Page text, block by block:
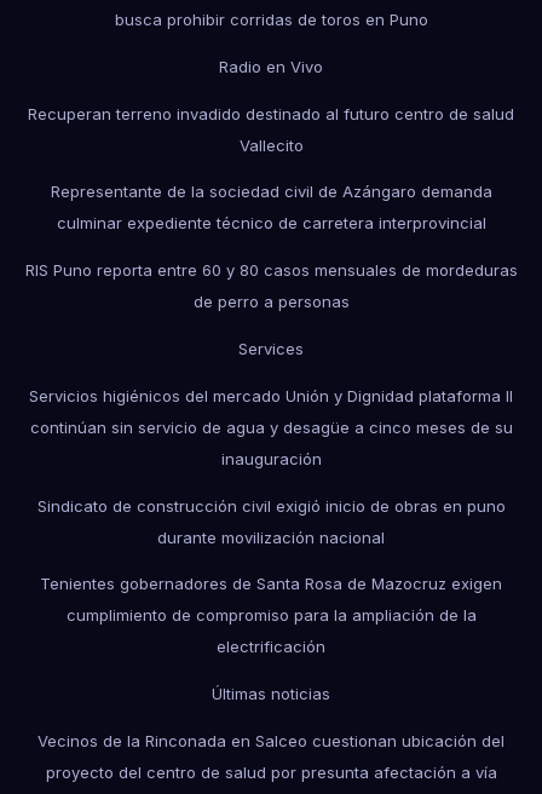
busca prohibir corridas de toros en Puno
Radio en Vivo
Recuperan terreno invadido destinado al futuro centro de salud
Vallecito
Representante de la sociedad civil de Azángaro demanda
culminar expediente técnico de carretera interprovincial
RIS Puno reporta entre 60 y 80 casos mensuales de mordeduras
de perro a personas
Services
Servicios higiénicos del mercado Unión y Dignidad plataforma II
continúan sin servicio de agua y desagüe a cinco meses de su
inauguración
Sindicato de construcción civil exigió inicio de obras en puno
durante movilización nacional
Tenientes gobernadores de Santa Rosa de Mazocruz exigen
cumplimiento de compromiso para la ampliación de la
electrificación
Últimas noticias
Vecinos de la Rinconada en Salceo cuestionan ubicación del
proyecto del centro de salud por presunta afectación a vía